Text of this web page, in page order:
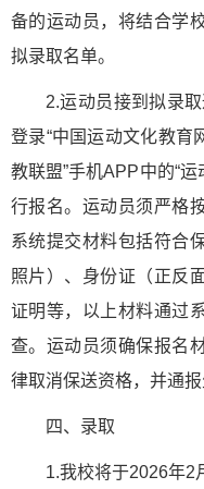
备的运动员，将结合学
拟录取名单。
2.运动员接到拟录
登录“中国运动文化教育
教联盟”手机APP中的“运
行报名。运动员须严格
系统提交材料包括符合
照片）、身份证（正反
证明等，以上材料通过
查。运动员须确保报名
律取消保送资格，并通
四、录取
1.我校将于2026年2